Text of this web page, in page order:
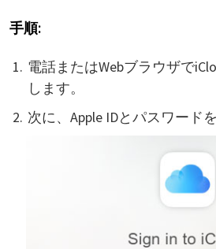
手順:
電話またはWebブラウザで
します。
次に、Apple IDとパスワード